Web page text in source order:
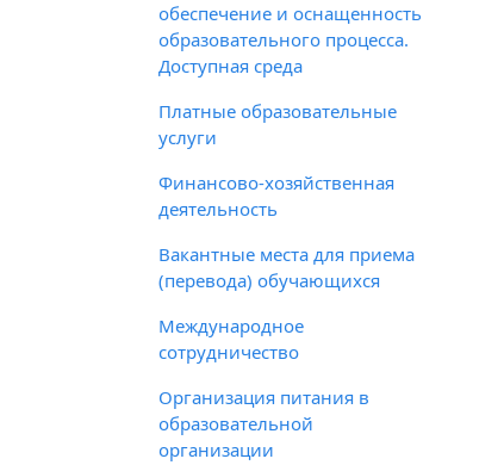
обеспечение и оснащенность
образовательного процесса.
Доступная среда
Платные образовательные
услуги
Финансово-хозяйственная
деятельность
Вакантные места для приема
(перевода) обучающихся
Международное
сотрудничество
Организация питания в
образовательной
организации